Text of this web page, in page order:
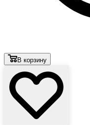
В корзину